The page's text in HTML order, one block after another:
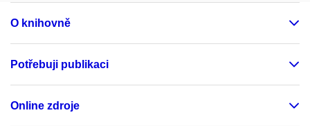
O knihovně
Potřebuji publikaci
Online zdroje